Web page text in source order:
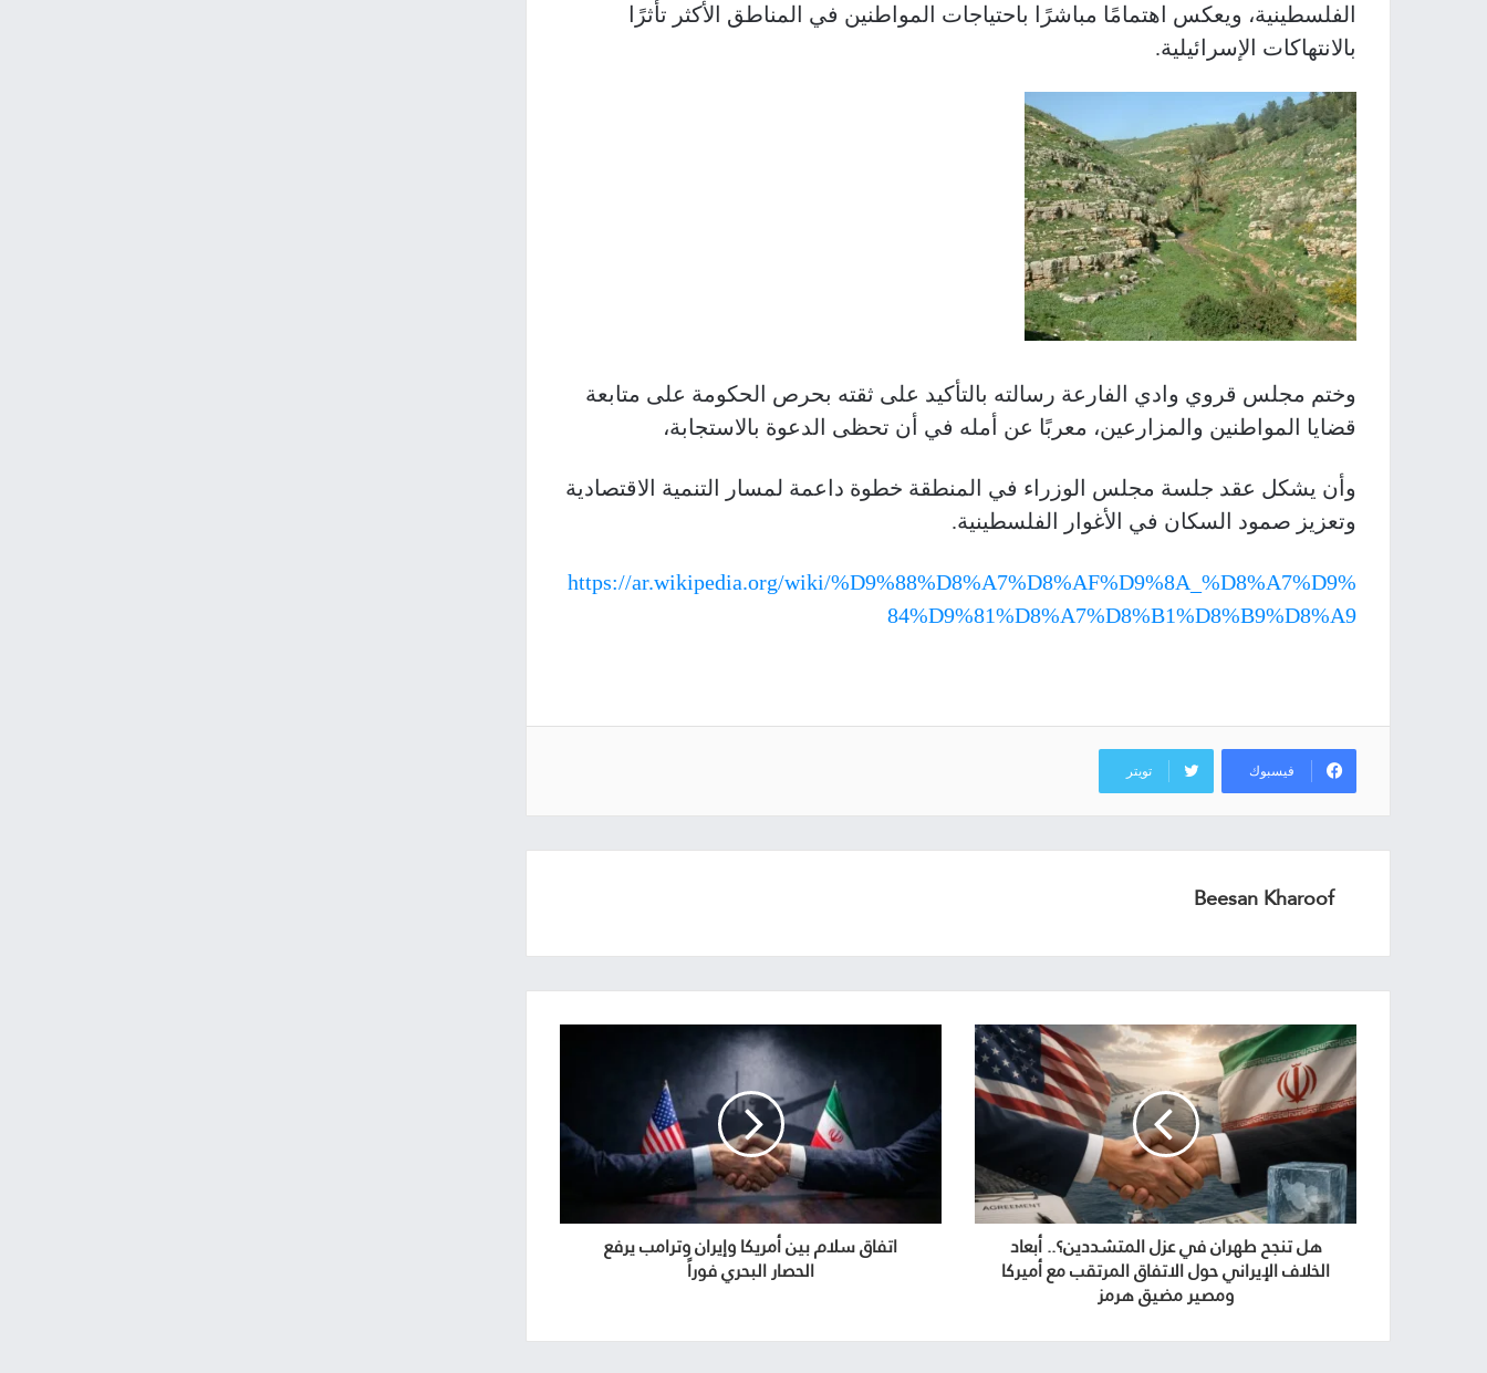
الفلسطينية، ويعكس اهتمامًا مباشرًا باحتياجات المواطنين في المناطق الأكثر تأثرًا
بالانتهاكات الإسرائيلية.
وختم مجلس قروي وادي الفارعة رسالته بالتأكيد على ثقته بحرص الحكومة على متابعة
قضايا المواطنين والمزارعين، معربًا عن أمله في أن تحظى الدعوة بالاستجابة،
وأن يشكل عقد جلسة مجلس الوزراء في المنطقة خطوة داعمة لمسار التنمية الاقتصادية
وتعزيز صمود السكان في الأغوار الفلسطينية.
https://ar.wikipedia.org/wiki/%D9%88%D8%A7%D8%AF%D9%8A_%D8%A7%D9%
84%D9%81%D8%A7%D8%B1%D8%B9%D8%A9
فيسبوك تويتر
Beesan Kharoof
هل تنجح طهران في عزل المتشددين؟.. أبعاد
الخلاف الإيراني حول الاتفاق المرتقب مع أميركا
ومصير مضيق هرمز
اتفاق سلام بين أمريكا وإيران وترامب يرفع
الحصار البحري فوراً